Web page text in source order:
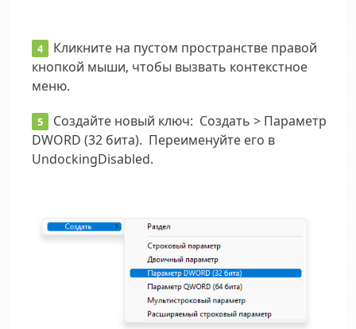
Кликните на пустом пространстве правой
кнопкой мыши, чтобы вызвать контекстное
меню.
Создайте новый ключ: Создать > Параметр
DWORD (32 бита). Переименуйте его в
UndockingDisabled.